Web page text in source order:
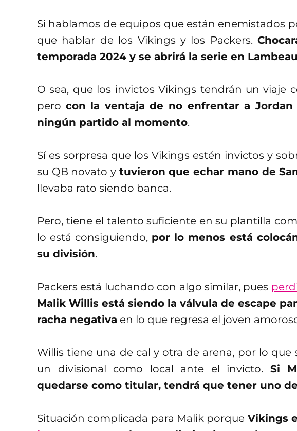
Si hablamos de equipos que están enemistados
que hablar de los Vikings y los Packers.
temporada 2024 y se abrirá la serie en
O sea, que los invictos Vikings tendrán un viaje
pero con la ventaja de no enfrentar a
ningún partido al momento.
Sí es sorpresa que los Vikings estén invictos y
su QB novato y tuvieron que echar mano de
llevaba rato siendo banca.
Pero, tiene el talento suficiente en su plantilla
lo está consiguiendo, por lo menos está
su división.
Packers está luchando con algo similar, pues
Malik Willis está siendo la válvula de escape
racha negativa en lo que regresa el joven
Willis tiene una de cal y otra de arena, por lo que
un divisional como local ante el invicto. Si
quedarse como titular, tendrá que tener uno
Situación complicada para Malik porque Vikings